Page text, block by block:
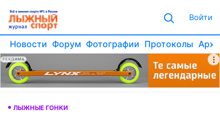
Войти
Новости Форум Фотографии Протоколы
РЕКЛАМА
ЛЫЖНЫЕ ГОНКИ